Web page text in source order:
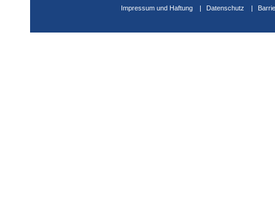
Impressum und Haftung Datenschutz